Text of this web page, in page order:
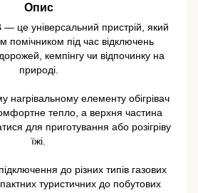
Опис
— це універсальний пристрій, який
помічником під час відключень
кемпінгу чи відпочинку на
природі.
нагрівальному елементу обігрівач
тепло, а верхня частина
для приготування або розігріву
їжі.
до різних типів газових
туристичних до побутових